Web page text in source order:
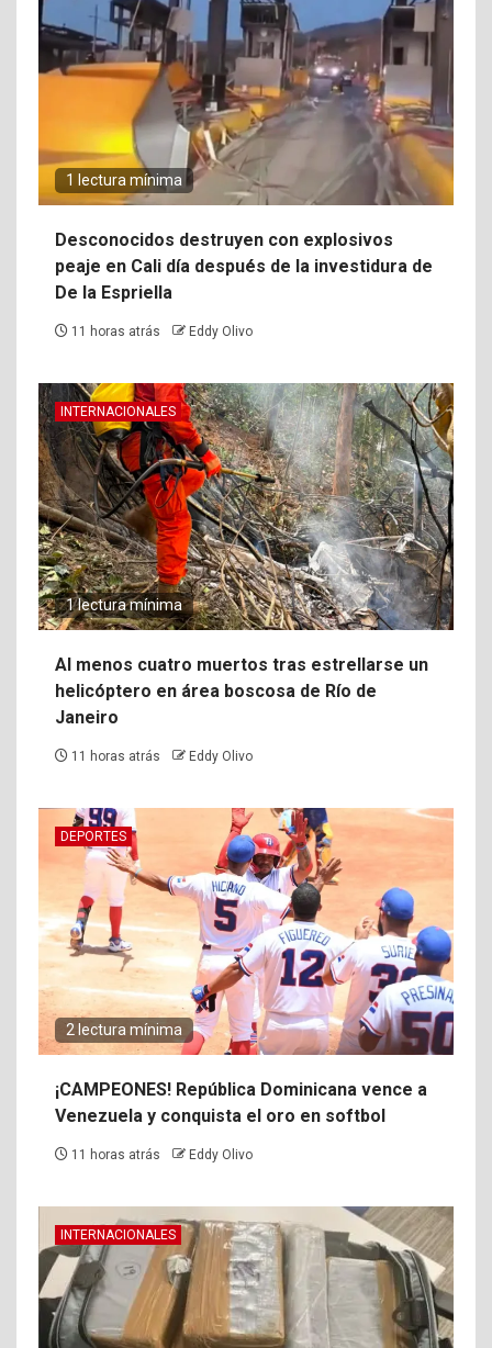
1 lectura mínima
Desconocidos destruyen con explosivos
peaje en Cali día después de la investidura de
De la Espriella
11 horas atrás Eddy Olivo
INTERNACIONALES
1 lectura mínima
Al menos cuatro muertos tras estrellarse un
helicóptero en área boscosa de Río de
Janeiro
11 horas atrás Eddy Olivo
DEPORTES
2 lectura mínima
¡CAMPEONES! República Dominicana vence a
Venezuela y conquista el oro en softbol
11 horas atrás Eddy Olivo
INTERNACIONALES